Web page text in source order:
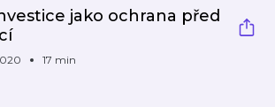
jako ochrana před
17 min